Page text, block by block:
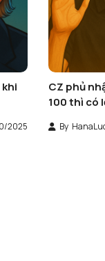
2025
CZ phủ
100 thì có
By